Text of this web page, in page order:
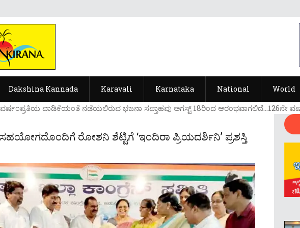
Dakshina Kannada Karavali Karnataka National World
ವಾಡಿಕೆಯ೦ತೆ ನಡೆಯಲಿರುವ ಭಜನಾ ಸಪ್ತಾಹವು ಅಗಸ್ಟ್ 18ರಿ೦ದ ಆರ೦ಭವಾಗಲಿದೆ...126ನೇ ವರ್ಷದ
ರೋಶನಿ ಶೆಟ್ಟಿಗೆ ‘ಇಂದಿರಾ ಪ್ರಿಯದರ್ಶಿನಿ’ ಪ್ರಶಸ್ತಿ